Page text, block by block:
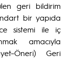
geri bildirim
bir yapıda
sistemi ile iç
amacıyla
Geri